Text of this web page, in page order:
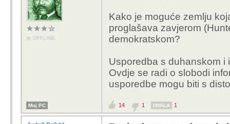
OFFLINE
Kako je moguće zemlju
proglašava zavjerom
demokratskom?
Usporedba s duhanskom i
Ovdje se radi o slobodi
usporedbe mogu biti s
Moj PC 14 1 HVALA 1